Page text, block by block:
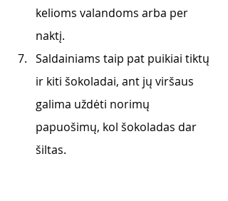
kelioms valandoms arba per
naktį.
Saldainiams taip pat puikiai tiktų
ir kiti šokoladai, ant jų viršaus
galima uždėti norimų
papuošimų, kol šokoladas dar
šiltas.